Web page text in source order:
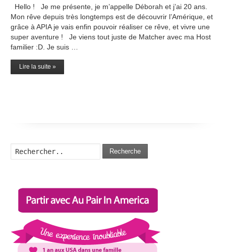
Hello ! Je me présente, je m’appelle Déborah et j’ai 20 ans.
Mon rêve depuis très longtemps est de découvrir l’Amérique, et
grâce à APIA je vais enfin pouvoir réaliser ce rêve, et vivre une
super aventure ! Je viens tout juste de Matcher avec ma Host
familier :D. Je suis …
Lire la suite »
Recherche